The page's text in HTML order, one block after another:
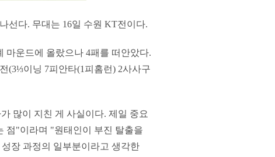
선다. 무대는 16일 수원 KT전이다.
마운드에 올랐으나 4패를 떠안았다.
(3⅓이닝 7피안타(1피홈런) 2사사구
많이 지친 게 사실이다. 제일 중요
점"이라며 "원태인이 부진 탈출을
장 과정의 일부분이라고 생각한